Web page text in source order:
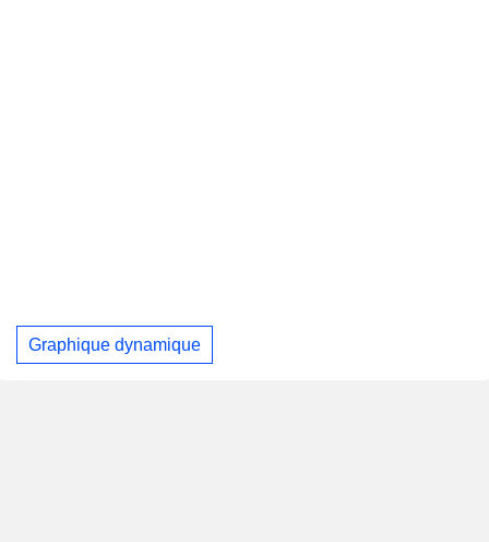
Graphique dynamique